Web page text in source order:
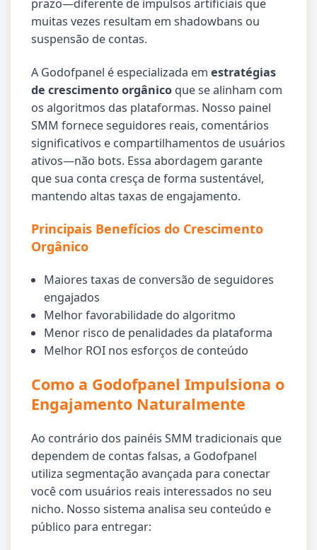
prazo—diferente de impulsos artificiais que
muitas vezes resultam em shadowbans ou
suspensão de contas.
A Godofpanel é especializada emestratégias
de crescimento orgânico que se alinham com
os algoritmos das plataformas. Nosso painel
SMM fornece seguidores reais, comentários
significativos e compartilhamentos de usuários
ativos—não bots. Essa abordagem garante
que sua conta cresça de forma sustentável,
mantendo altas taxas de engajamento.
Principais Benefícios do Crescimento
Orgânico
Maiores taxas de conversão de seguidores
engajados
Melhor favorabilidade do algoritmo
Menor risco de penalidades da plataforma
Melhor ROI nos esforços de conteúdo
Como a Godofpanel Impulsiona o
Engajamento Naturalmente
Ao contrário dos painéis SMM tradicionais que
dependem de contas falsas, a Godofpanel
utiliza segmentação avançada para conectar
você com usuários reais interessados no seu
nicho. Nosso sistema analisa seu conteúdo e
público para entregar: